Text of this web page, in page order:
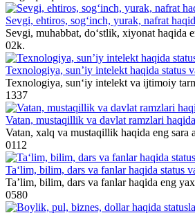
Sevgi, ehtiros, sog‘inch, yurak, nafrat
Sevgi, muhabbat, do‘stlik, xiyonat haqida
02k.
Texnologiya, sun’iy intelekt haqida status
Texnologiya, sun‘iy intelekt va ijtimoiy
1337
Vatan, mustaqillik va davlat ramzlari
Vatan, xalq va mustaqillik haqida eng sara
0112
Ta‘lim, bilim, dars va fanlar haqida status
Ta’lim, bilim, dars va fanlar haqida eng
0580